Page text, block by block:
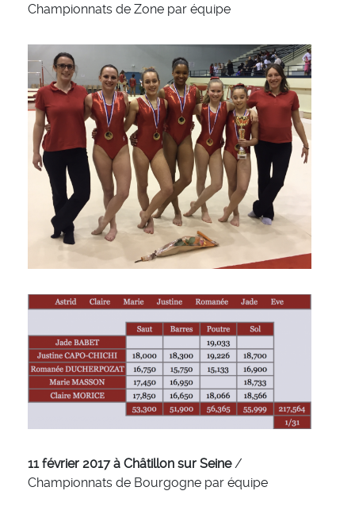
Championnats de Zone par équipe
11 février 2017 à Châtillon sur Seine/
Championnats de Bourgogne par équipe